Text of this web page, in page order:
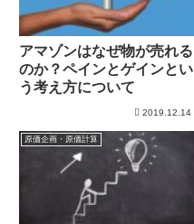
アマゾンはなぜ物が売れる
のか？ペインとゲインとい
う考え方について
2019.12.14
原価企画・原価計算